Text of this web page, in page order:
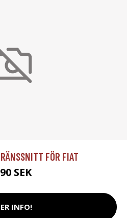
FÖR FIAT
SEK
INFO!